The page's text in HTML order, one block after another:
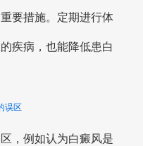
要措施。定期进行体
疾病，也能降低患白
误区
，例如认为白癜风是